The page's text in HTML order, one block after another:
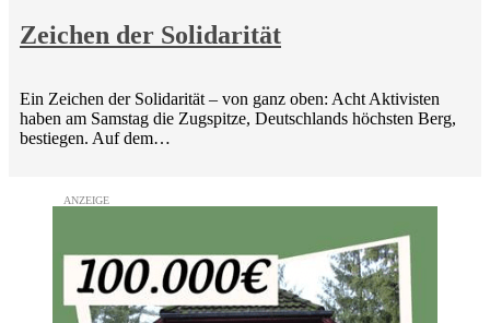
Zeichen der Solidarität
Ein Zeichen der Solidarität – von ganz oben: Acht Aktivisten
haben am Samstag die Zugspitze, Deutschlands höchsten Berg,
bestiegen. Auf dem…